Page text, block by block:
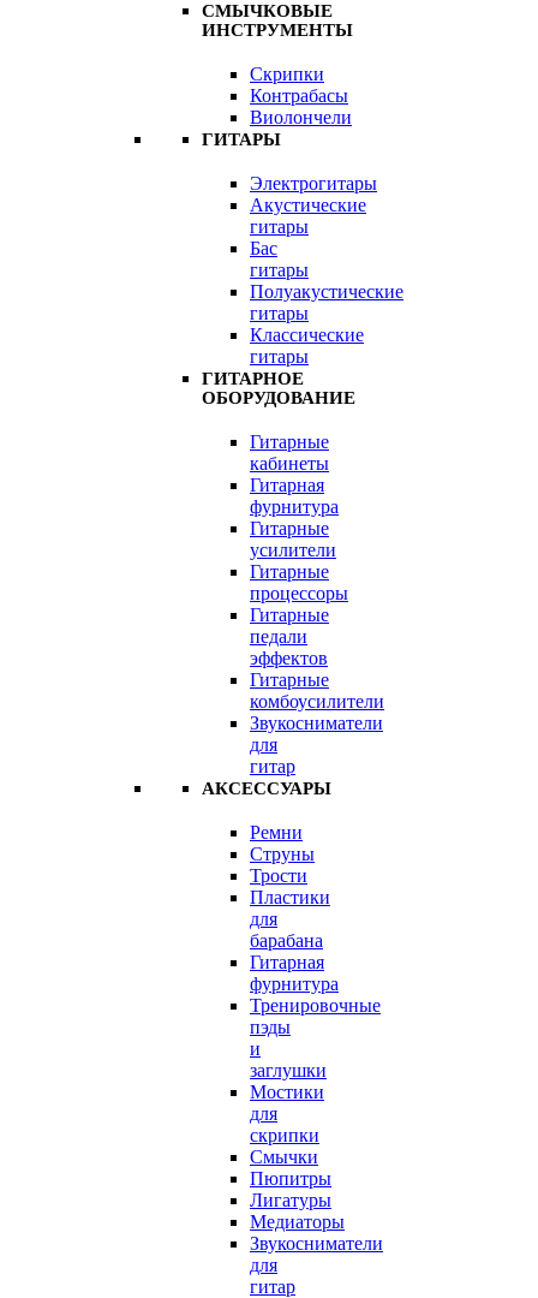
СМЫЧКОВЫЕ
ИНСТРУМЕНТЫ
Скрипки
Контрабасы
Виолончели
ГИТАРЫ
Электрогитары
Акустические
гитары
Бас
гитары
Полуакустические
гитары
Классические
гитары
ГИТАРНОЕ
ОБОРУДОВАНИЕ
Гитарные
кабинеты
Гитарная
фурнитура
Гитарные
усилители
Гитарные
процессоры
Гитарные
педали
эффектов
Гитарные
комбоусилители
Звукосниматели
для
гитар
АКСЕССУАРЫ
Ремни
Струны
Трости
Пластики
для
барабана
Гитарная
фурнитура
Тренировочные
пэды
и
заглушки
Мостики
для
скрипки
Смычки
Пюпитры
Лигатуры
Медиаторы
Звукосниматели
для
гитар